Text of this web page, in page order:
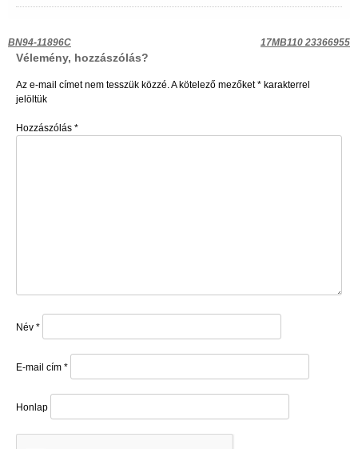
Bejegyzés
navigáció
BN94-11896C 17MB110 23366955
Vélemény, hozzászólás?
Az e-mail címet nem tesszük közzé.A kötelező mezőket* karakterrel
jelöltük
Hozzászólás *
Név *
E-mail cím *
Honlap